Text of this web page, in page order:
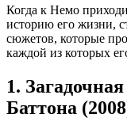
Когда к Немо
историю его жизни,
сюжетов, которые
каждой из которых
1.
Баттона